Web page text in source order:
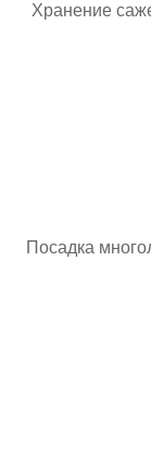
Хранение
Посадка